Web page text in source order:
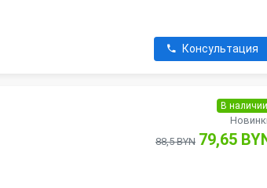
Консультация
В наличии
88,5 BYN 79,65